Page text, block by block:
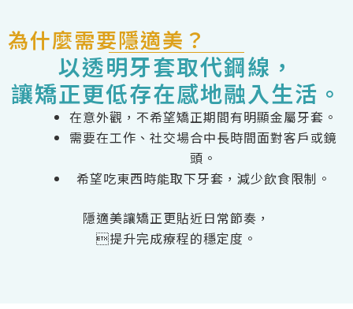
為什麼需要隱適美？
以透明牙套取代鋼線，
讓矯正更低存在感地融入生活。
在意外觀，不希望矯正期間有明顯金屬牙套。
需要在工作、社交場合中長時間面對客戶或鏡
頭。
希望吃東西時能取下牙套，減少飲食限制。
隱適美讓矯正更貼近日常節奏，
提升完成療程的穩定度。